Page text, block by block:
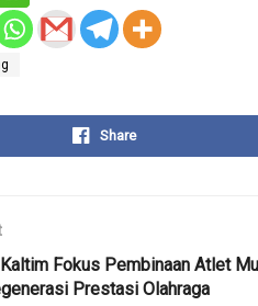
Share
Fokus Pembinaan Atlet
Prestasi Olahraga